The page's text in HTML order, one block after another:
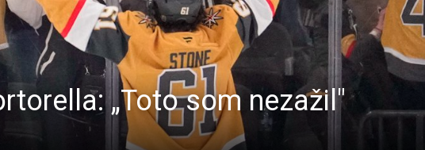
„Toto som nezažil"